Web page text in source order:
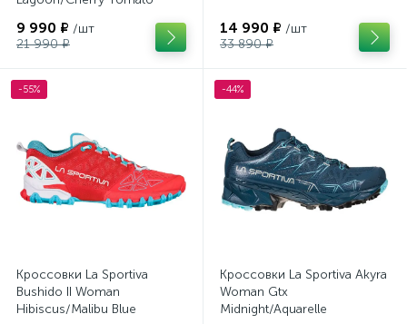
9 990 ₽ /шт
21 990 ₽
14 990 ₽ /шт
33 890 ₽
-55%
Кроссовки La Sportiva
Bushido II Woman
Hibiscus/Malibu Blue
-44%
Кроссовки La Sportiva Akyra
Woman Gtx
Midnight/Aquarelle